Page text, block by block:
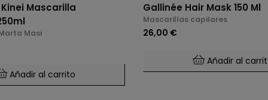
Mascarilla
Masi
Añadir al carrito
Gallinée Hair Mask 150 Ml
Mascarillas capilares
26,00 €
Añadir al